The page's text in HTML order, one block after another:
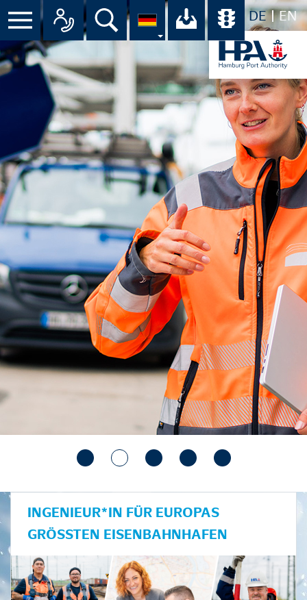
DE EN
Menü Alle Ansprechpartner im
Suche Ihr Download-
INGENIEUR*IN FÜR EUROPAS
GRÖSSTEN EISENBAHNHAFEN